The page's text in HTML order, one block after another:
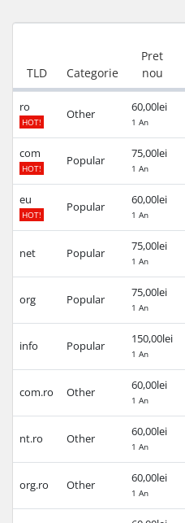
TLD Categorie
Pret
nou
ro
HOT!
Other
60,00lei
1 An
com
HOT!
Popular
75,00lei
1 An
eu
HOT!
Popular
60,00lei
1 An
net Popular
75,00lei
1 An
org Popular
75,00lei
1 An
info Popular
150,00lei
1 An
com.ro Other
60,00lei
1 An
nt.ro Other
60,00lei
1 An
org.ro Other
60,00lei
1 An